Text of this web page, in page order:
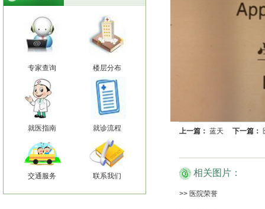
专家查询 楼层分布
就医指南 就诊流程
交通服务 联系我们
上一篇： 蓝天 下一篇：
相关图片：
>> 医院荣誉